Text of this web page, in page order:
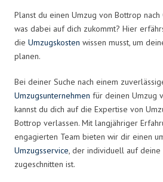
Planst du einen Umzug von Bottrop
was dabei auf dich zukommt? Hier
die Umzugskosten wissen musst, um
planen.
Bei deiner Suche nach einem
Umzugsunternehmen für deinen Umzug
kannst du dich auf die Expertise von
Bottrop verlassen. Mit langjähriger
engagierten Team bieten wir dir einen
Umzugsservice, der individuell auf deine
zugeschnitten ist.